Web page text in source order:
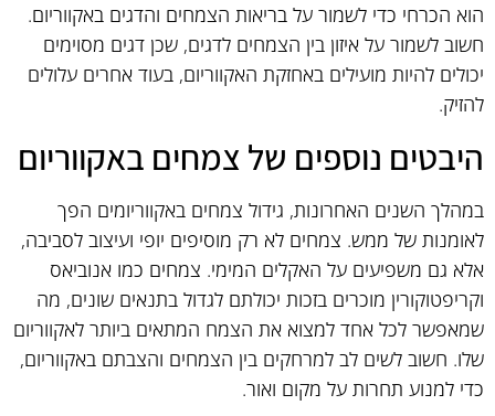
הוא הכרחי כדי לשמור על בריאות הצמחים והדגים באקווריום.
חשוב לשמור על איזון בין הצמחים לדגים, שכן דגים מסוימים
יכולים להיות מועילים באחזקת האקווריום, בעוד אחרים עלולים
להזיק.
היבטים נוספים של צמחים באקווריום
במהלך השנים האחרונות, גידול צמחים באקווריומים הפך
לאומנות של ממש. צמחים לא רק מוסיפים יופי ועיצוב לסביבה,
אלא גם משפיעים על האקלים המימי. צמחים כמו אנוביאס
וקריפטוקורין מוכרים בזכות יכולתם לגדול בתנאים שונים, מה
שמאפשר לכל אחד למצוא את הצמח המתאים ביותר לאקווריום
שלו. חשוב לשים לב למרחקים בין הצמחים והצבתם באקווריום,
כדי למנוע תחרות על מקום ואור.